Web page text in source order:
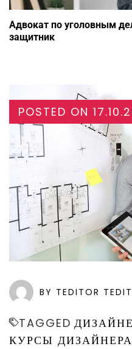
Адвокат по уголовным
защитник
POSTED ON
BY TEDITOR
TAGGED
КУРСЫ